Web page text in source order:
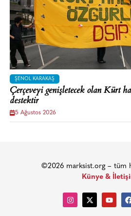
ŞENOL KARAKAŞ
Çerçeveyi genişletecek olan Kürt
destektir
5 Ağustos 2026
©2026 marksist.org – tüm
Künye &